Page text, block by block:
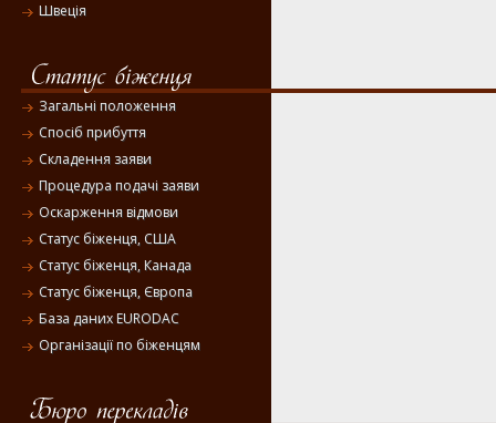
Швеція
Загальні положення
Спосіб прибуття
Складення заяви
Процедура подачі заяви
Оскарження відмови
Статус біженця, США
Статус біженця, Канада
Статус біженця, Європа
База даних EURODAC
Організації по біженцям